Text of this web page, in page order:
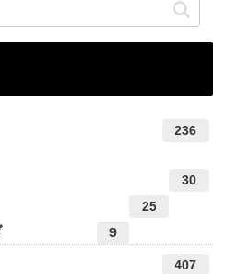
236
30
25
9
407